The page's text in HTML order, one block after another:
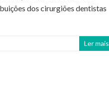
dos cirurgiões dentistas
Ler mais